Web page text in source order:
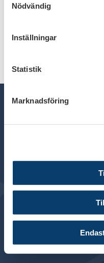
Nödvändig
Inställningar
Statistik
Marknadsföring
Postadress: Box 7603,
Besöksadress:
© 2024 Svenska
Om webbplatsen